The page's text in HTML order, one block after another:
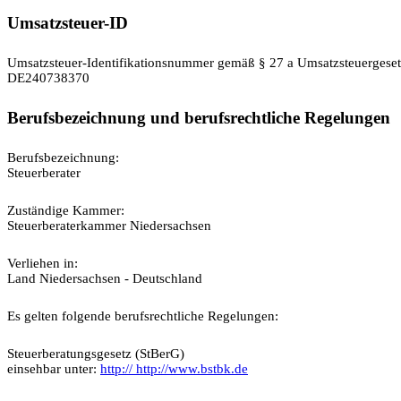
Umsatzsteuer-ID
Umsatzsteuer-Identifikationsnummer gemäß § 27 a
DE240738370
Berufsbezeichnung und berufsrechtliche Regelungen
Berufsbezeichnung:
Steuerberater
Zuständige Kammer:
Steuerberaterkammer Niedersachsen
Verliehen in:
Land Niedersachsen - Deutschland
Es gelten folgende berufsrechtliche Regelungen:
Steuerberatungsgesetz (StBerG)
einsehbar unter: http:// http://www.bstbk.de